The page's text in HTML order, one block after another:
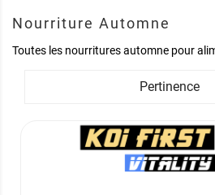
Nourriture Automne
Toutes les nourritures automne pour
Pertinence